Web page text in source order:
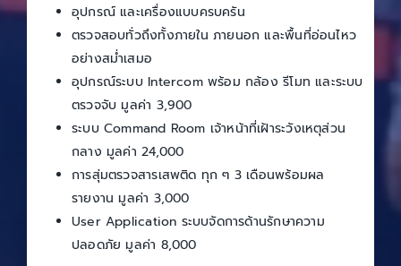
อุปกรณ์ และเครื่องแบบครบครัน
ตรวจสอบทั่วถึงทั้งภายใน ภายนอก และพื้นที่อ่อนไหว
อย่างสม่ำเสมอ
อุปกรณ์ระบบ Intercom พร้อม กล้อง รีโมท และระบบ
ตรวจจับ มูลค่า 3,900
ระบบ Command Room เจ้าหน้าที่เฝ้าระวังเหตุส่วน
กลาง มูลค่า 24,000
การสุ่มตรวจสารเสพติด ทุก ๆ 3 เดือนพร้อมผล
รายงาน มูลค่า 3,000
User Application ระบบจัดการด้านรักษาความ
ปลอดภัย มูลค่า 8,000